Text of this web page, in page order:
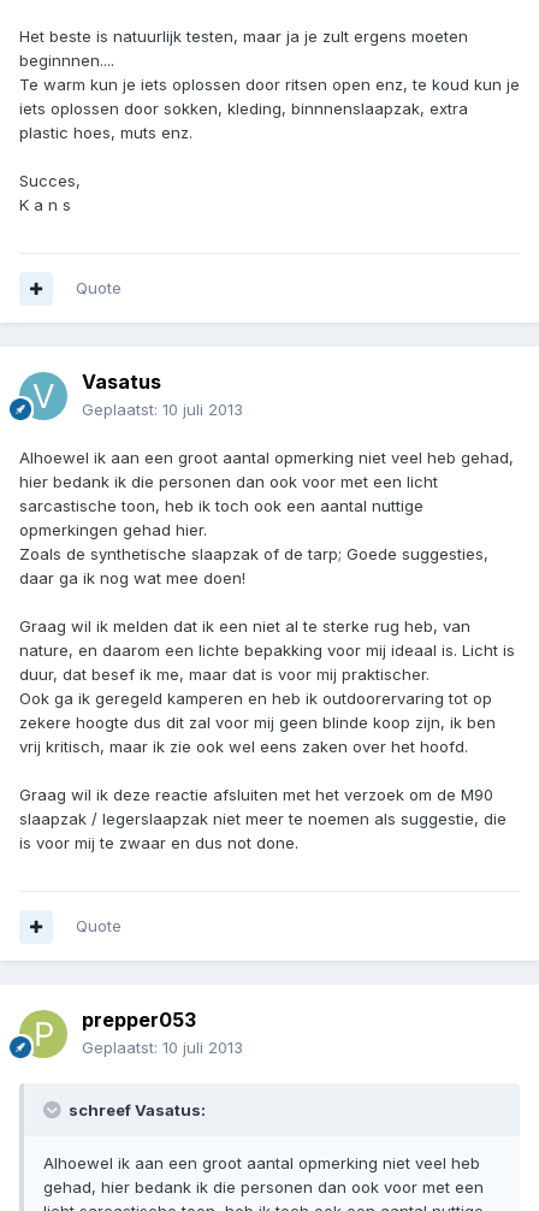
Het beste is natuurlijk testen, maar ja je zult ergens moeten
beginnnen....
Te warm kun je iets oplossen door ritsen open enz, te koud kun je
iets oplossen door sokken, kleding, binnnenslaapzak, extra
plastic hoes, muts enz.
Succes,
K a n s
Quote
Vasatus
Geplaatst: 10 juli 2013
Alhoewel ik aan een groot aantal opmerking niet veel heb gehad,
hier bedank ik die personen dan ook voor met een licht
sarcastische toon, heb ik toch ook een aantal nuttige
opmerkingen gehad hier.
Zoals de synthetische slaapzak of de tarp; Goede suggesties,
daar ga ik nog wat mee doen!
Graag wil ik melden dat ik een niet al te sterke rug heb, van
nature, en daarom een lichte bepakking voor mij ideaal is. Licht is
duur, dat besef ik me, maar dat is voor mij praktischer.
Ook ga ik geregeld kamperen en heb ik outdoorervaring tot op
zekere hoogte dus dit zal voor mij geen blinde koop zijn, ik ben
vrij kritisch, maar ik zie ook wel eens zaken over het hoofd.
Graag wil ik deze reactie afsluiten met het verzoek om de M90
slaapzak / legerslaapzak niet meer te noemen als suggestie, die
is voor mij te zwaar en dus not done.
Quote
prepper053
Geplaatst: 10 juli 2013
schreef Vasatus:
Alhoewel ik aan een groot aantal opmerking niet veel heb
gehad, hier bedank ik die personen dan ook voor met een